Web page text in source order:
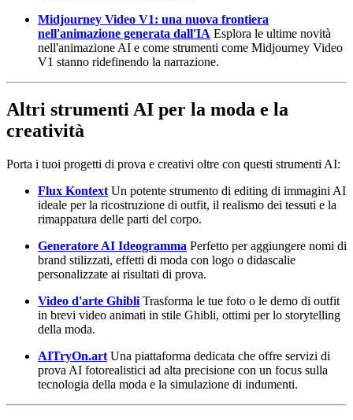
Midjourney Video V1: una nuova frontiera
nell'animazione generata dall'IA Esplora le ultime novità
nell'animazione AI e come strumenti come Midjourney Video
V1 stanno ridefinendo la narrazione.
Altri strumenti AI per la moda e la
creatività
Porta i tuoi progetti di prova e creativi oltre con questi strumenti AI:
Flux Kontext Un potente strumento di editing di immagini AI
ideale per la ricostruzione di outfit, il realismo dei tessuti e la
rimappatura delle parti del corpo.
Generatore AI Ideogramma Perfetto per aggiungere nomi di
brand stilizzati, effetti di moda con logo o didascalie
personalizzate ai risultati di prova.
Video d'arte Ghibli Trasforma le tue foto o le demo di outfit
in brevi video animati in stile Ghibli, ottimi per lo storytelling
della moda.
AITryOn.art Una piattaforma dedicata che offre servizi di
prova AI fotorealistici ad alta precisione con un focus sulla
tecnologia della moda e la simulazione di indumenti.